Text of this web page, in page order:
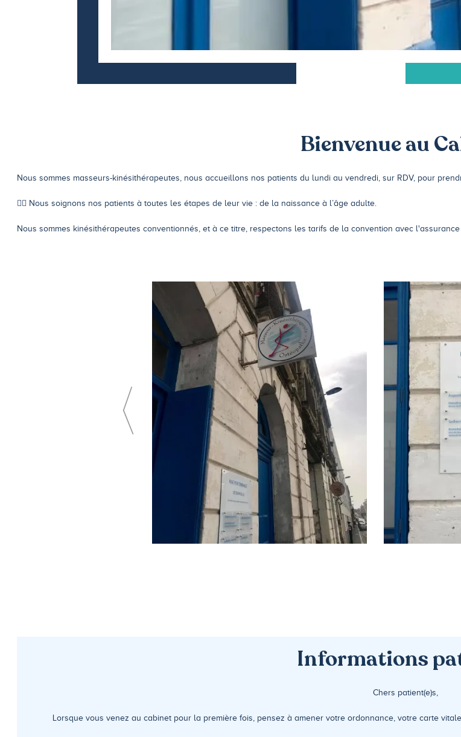
Bienvenue au
Nous sommes masseurs-kinésithérapeutes, nous accueillons nos patients du lundi au vendredi, sur RDV, pour
🤸‍♂️ Nous soignons nos patients à toutes les étapes de leur vie : de la naissance à l’âge adulte.
Nous sommes kinésithérapeutes conventionnés, et à ce titre, respectons les tarifs de la convention avec
Informations
Chers patient(e)s,
Lorsque vous venez au cabinet pour la première fois, pensez à amener votre ordonnance, votre carte